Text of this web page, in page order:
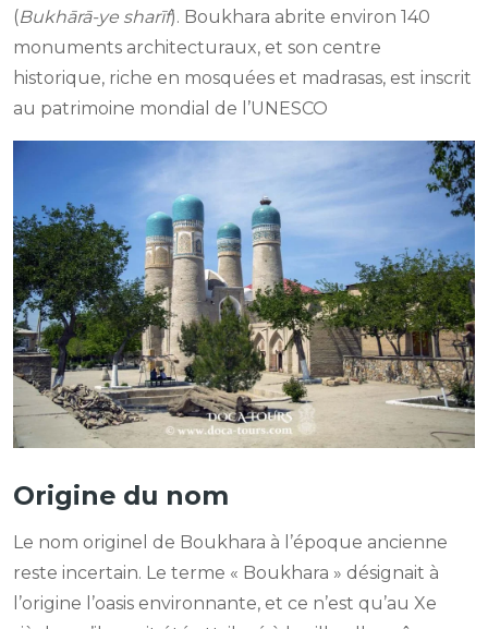
(Bukhārā-ye sharīf). Boukhara abrite environ 140
monuments architecturaux, et son centre
historique, riche en mosquées et madrasas, est inscrit
au patrimoine mondial de l’UNESCO
Origine du nom
Le nom originel de Boukhara à l’époque ancienne
reste incertain. Le terme « Boukhara » désignait à
l’origine l’oasis environnante, et ce n’est qu’au Xe